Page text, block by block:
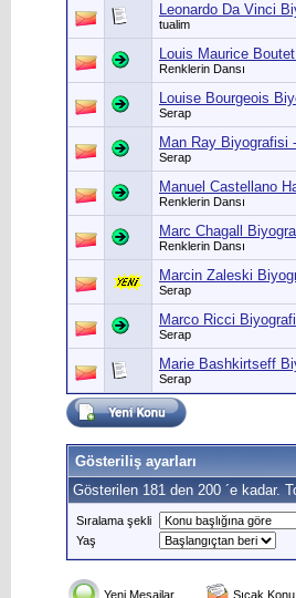
Leonardo Da Vinci
tualim
Louis Maurice
Renklerin Dansı
Louise Bourgeois
Serap
Man Ray Biyografisi
Serap
Manuel Castellano
Renklerin Dansı
Marc Chagall
Renklerin Dansı
Marcin Zaleski
Serap
Marco Ricci
Serap
Marie Bashkirtseff
Serap
Gösteriliş ayarları
Gösterilen 181 den 200 ´e kadar.
Sıralama şekli
Yaş
Yeni Mesajlar Sıcak